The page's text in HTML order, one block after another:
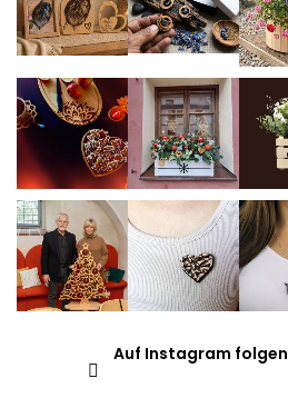
Auf Instagram folgen